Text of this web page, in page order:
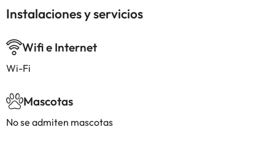
Instalaciones y servicios
Wifi e Internet
Wi-Fi
Mascotas
No se admiten mascotas